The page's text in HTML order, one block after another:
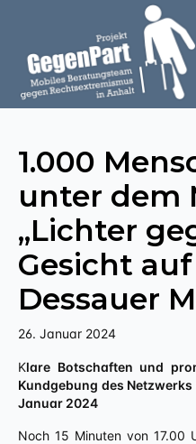
1.000
unter dem
„Lichter
Gesicht
Dessauer
26. Januar 2024
Klare Botschaften und prominente Redner:innen bei der
Kundgebung des Netzwerks
Januar 2024
Noch 15 Minuten von